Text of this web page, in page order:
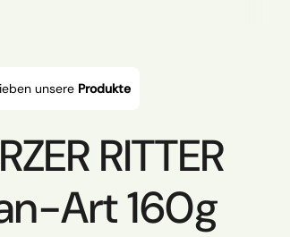
unsere Produkte
RITTER
Art 160g